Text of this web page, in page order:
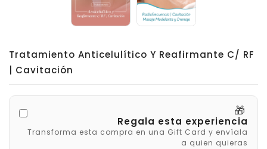
Tratamiento Anticelulítico Y Reafirmante C/ RF
| Cavitación
🎁
Regala esta experiencia
Transforma esta compra en una Gift Card y envíala
a quien quieras